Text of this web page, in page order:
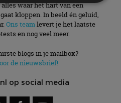
waar het hart van een
kloppen. In beeld én geluid,
Ons teamlevert je het laatste
en nog veel meer.
blogs in je mailbox?
de nieuwsbrief!
op social media
Prestatie
Targeting
Niet-geclassificeerd
maken de
de website mogelijk, zoals
gebruikt zonder de